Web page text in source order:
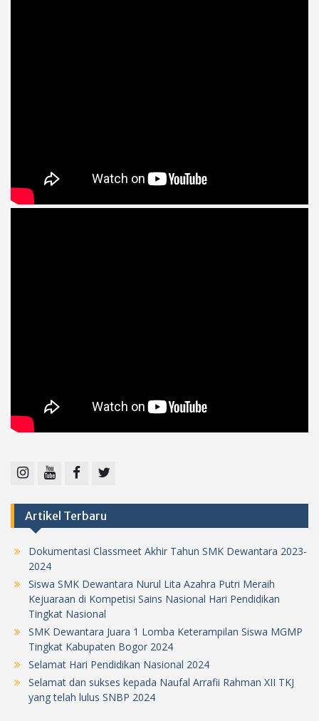
Artikel Terbaru
Dokumentasi Classmeet Akhir Tahun SMK Dewantara 2023-
2024
Siswa SMK Dewantara Nurul Lita Azahra Putri Meraih
Kejuaraan di Kompetisi Sains Nasional Hari Pendidikan
Tingkat Nasional
SMK Dewantara Juara 1 Lomba Keterampilan Siswa MGMP
Tingkat Kabupaten Bogor 2024
Selamat Hari Pendidikan Nasional 2024
Selamat dan sukses kepada Naufal Arrafii Rahman XII TKJ
yang telah lulus SNBP 2024